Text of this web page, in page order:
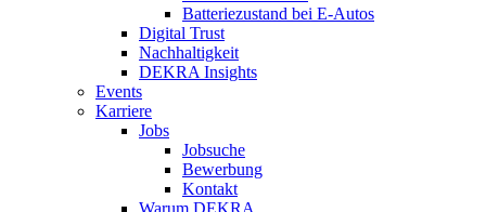
Batteriezustand bei E-Autos
Digital Trust
Nachhaltigkeit
DEKRA Insights
Events
Karriere
Jobs
Jobsuche
Bewerbung
Kontakt
Warum DEKRA